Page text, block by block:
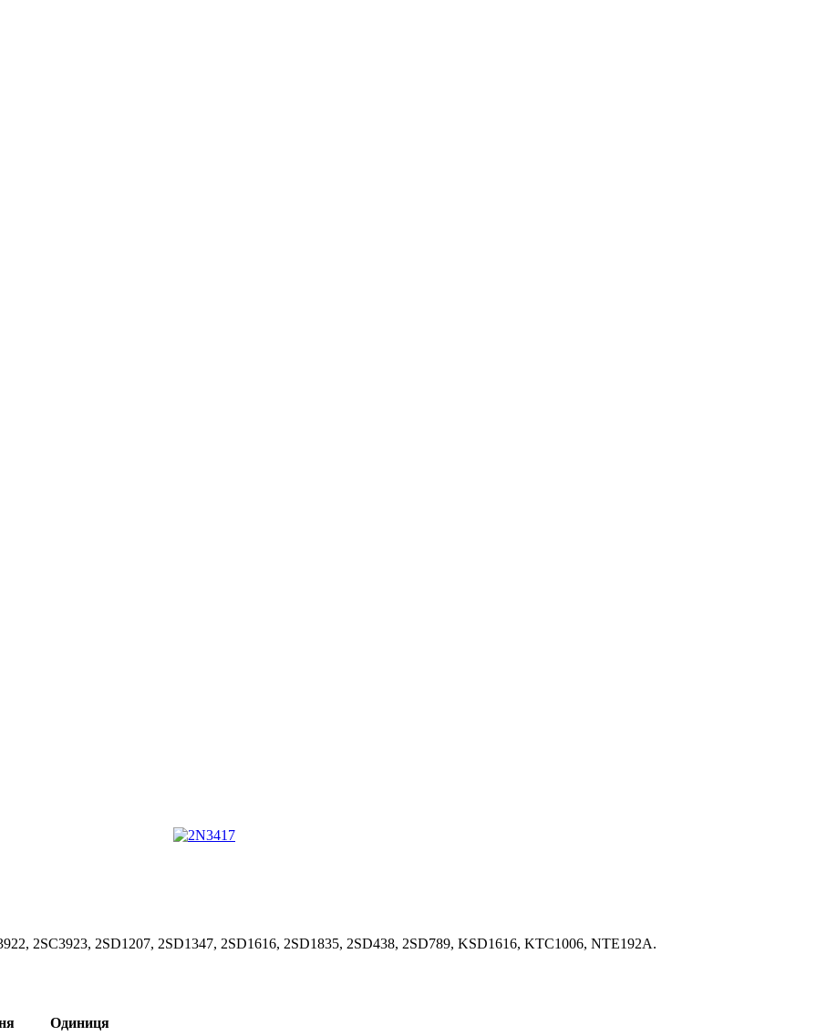
2SC3923, 2SD1207, 2SD1347, 2SD1616, 2SD1835, 2SD438, 2SD789, KSD1616, KTC1006, NTE192A.
Одиниця